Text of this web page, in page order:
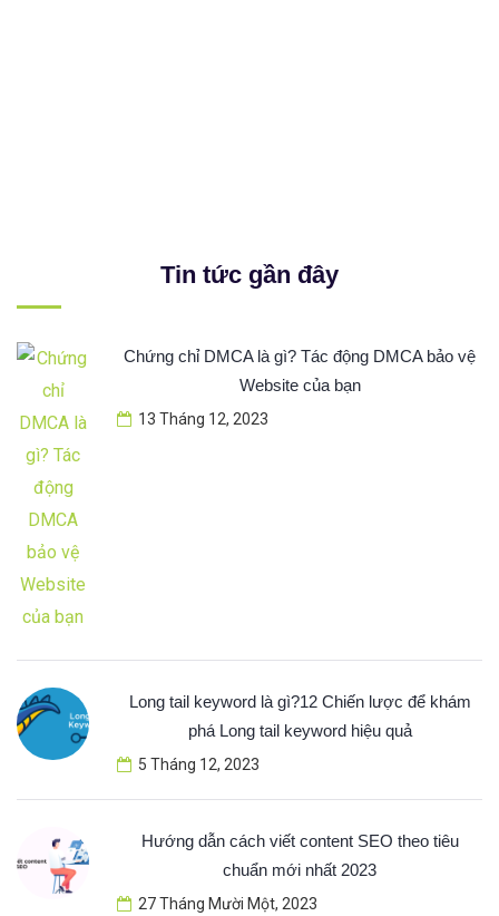
Tin tức gần đây
Chứng chỉ DMCA là gì? Tác động DMCA bảo vệ
Website của bạn
13 Tháng 12, 2023
Long tail keyword là gì?12 Chiến lược để khám
phá Long tail keyword hiệu quả
5 Tháng 12, 2023
Hướng dẫn cách viết content SEO theo tiêu
chuẩn mới nhất 2023
27 Tháng Mười Một, 2023